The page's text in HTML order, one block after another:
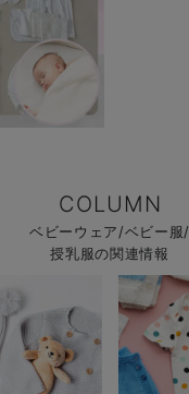
COLUMN
ベビーウェア/ベビー服/
授乳服の関連情報